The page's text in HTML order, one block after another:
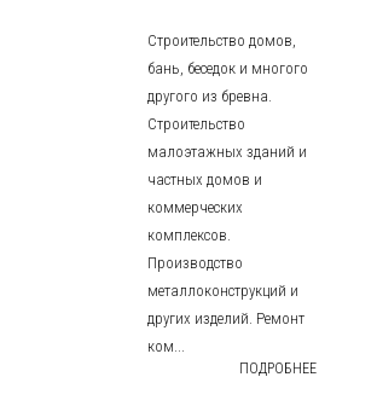
Строительство домов,
бань, беседок и многого
другого из бревна.
Строительство
малоэтажных зданий и
частных домов и
коммерческих
комплексов.
Производство
металлоконструкций и
других изделий. Ремонт
ком...
ПОДРОБНЕЕ